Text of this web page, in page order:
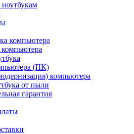
ноутбукам
компьютера
(ПК)
компьютера
от пыли
гарантия